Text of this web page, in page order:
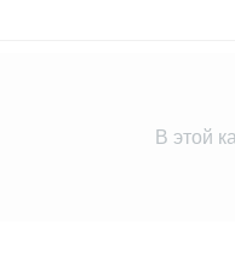
В этой